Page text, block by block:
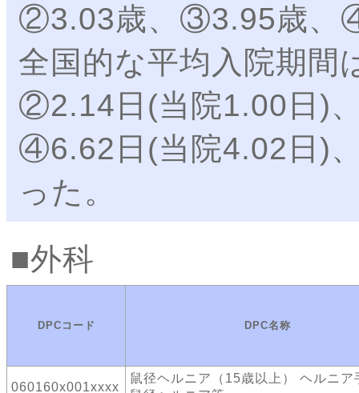
②3.03歳、③3.95歳、
全国的な平均入院期
②2.14日(当院1.00日)
④6.62日(当院4.02日)
った。
外科
DPCコード DPC名称
060160x001xxxx
鼠径ヘルニア（15歳以上） ヘルニ